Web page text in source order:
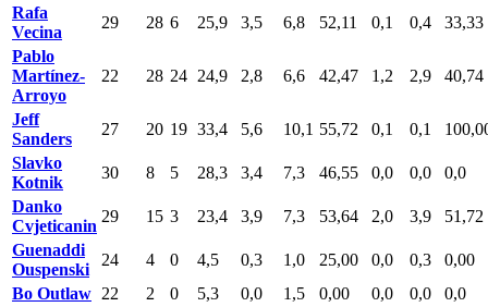
Rafa
Vecina
29 28 6 25,9 3,5 6,8 52,11 0,1 0,4
33,33
Pablo
Martínez-
Arroyo
22 28 24 24,9 2,8 6,6 42,47 1,2 2,9 40,74
Jeff
Sanders
27 20 19 33,4 5,6 10,1 55,72 0,1 0,1
Slavko
Kotnik
30 8 5 28,3 3,4 7,3 46,55 0,0 0,0
0,0
Danko
Cvjeticanin
29 15 3 23,4 3,9 7,3 53,64 2,0 3,9
51,72
Guenaddi
Ouspenski
24 4 0 4,5 0,3 1,0 25,00 0,0 0,3
0,00
Bo Outlaw 22 2 0 5,3 0,0 1,5 0,00 0,0 0,0
0,0